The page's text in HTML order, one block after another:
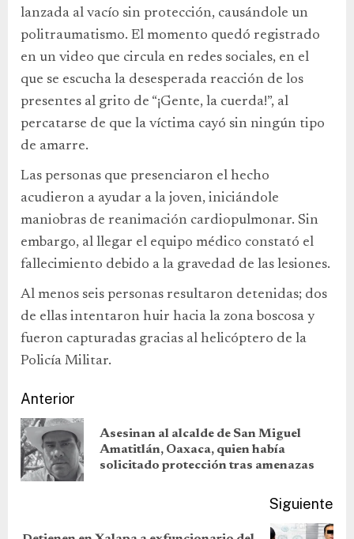
lanzada al vacío sin protección, causándole un
politraumatismo. El momento quedó registrado
en un video que circula en redes sociales, en el
que se escucha la desesperada reacción de los
presentes al grito de “¡Gente, la cuerda!”, al
percatarse de que la víctima cayó sin ningún tipo
de amarre.
Las personas que presenciaron el hecho
acudieron a ayudar a la joven, iniciándole
maniobras de reanimación cardiopulmonar. Sin
embargo, al llegar el equipo médico constató el
fallecimiento debido a la gravedad de las lesiones.
Al menos seis personas resultaron detenidas; dos
de ellas intentaron huir hacia la zona boscosa y
fueron capturadas gracias al helicóptero de la
Policía Militar.
Anterior
Asesinan al alcalde de San Miguel
Amatitlán, Oaxaca, quien había
solicitado protección tras amenazas
Siguiente